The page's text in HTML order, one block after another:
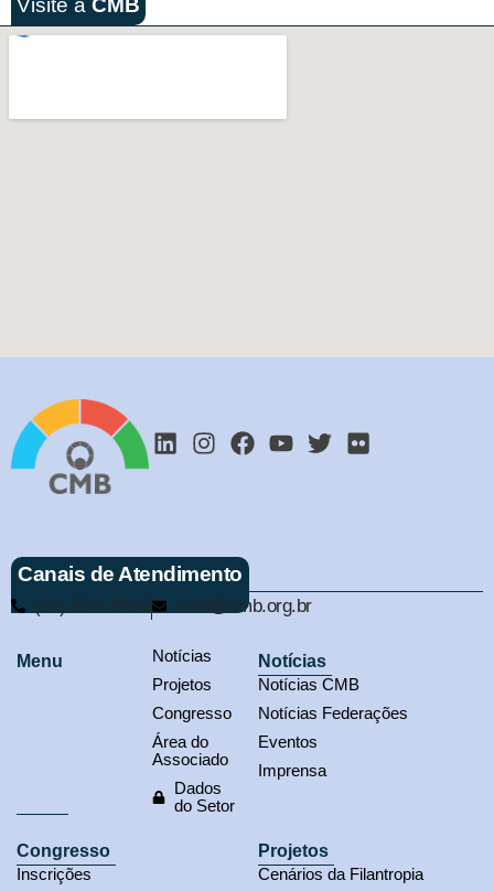
Visite a CMB
Canais de Atendimento
(61) 3321-9563 cmb@cmb.org.br
Menu
Notícias
Projetos
Congresso
Área do
Associado
Dados
do Setor
Notícias
Notícias CMB
Notícias Federações
Eventos
Imprensa
Congresso
Inscrições
Projetos
Cenários da Filantropia